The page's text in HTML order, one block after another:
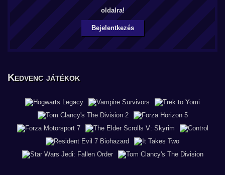
oldalra!
Bejelentkezés
Kedvenc játékok